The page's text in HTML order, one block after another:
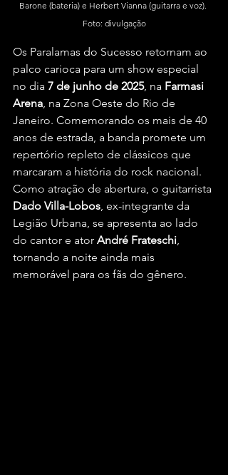
Barone (bateria) e Herbert Vianna (guitarra e voz).
Foto: divulgação
Os Paralamas do Sucesso retornam ao
palco carioca para um show especial
no dia 7 de junho de 2025, na Farmasi
Arena, na Zona Oeste do Rio de
Janeiro. Comemorando os mais de 40
anos de estrada, a banda promete um
repertório repleto de clássicos que
marcaram a história do rock nacional.
Como atração de abertura, o guitarrista
Dado Villa-Lobos, ex-integrante da
Legião Urbana, se apresenta ao lado
do cantor e ator André Frateschi,
tornando a noite ainda mais
memorável para os fãs do gênero.